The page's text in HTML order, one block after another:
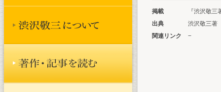
掲載
『渋沢敬
出典
渋沢敬三著
関連リンク
−